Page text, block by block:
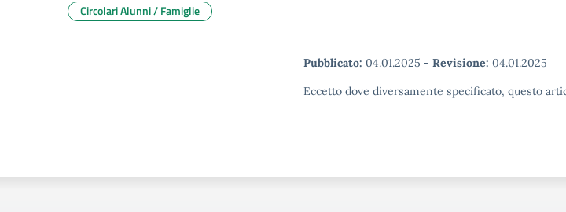
Pubblicato: 04.01.2025 - Revisione: 04.01.2025
Eccetto dove diversamente specificato, questo
Circolari Alunni / Famiglie